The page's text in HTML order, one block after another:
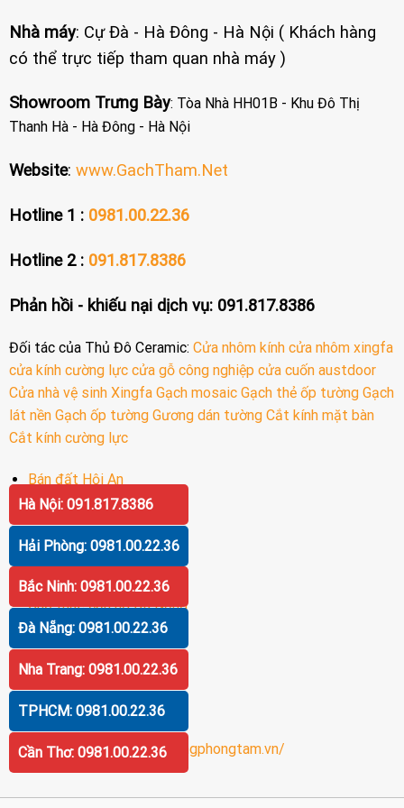
Nhà máy: Cự Đà - Hà Đông - Hà Nội ( Khách hàng
có thể trực tiếp tham quan nhà máy )
Showroom Trưng Bày: Tòa Nhà HH01B - Khu Đô Thị
Thanh Hà - Hà Đông - Hà Nội
Website: www.GachTham.Net
Hotline 1 : 0981.00.22.36
Hotline 2 : 091.817.8386
Phản hồi - khiếu nại dịch vụ: 091.817.8386
Đối tác của Thủ Đô Ceramic: Cửa nhôm kính cửa nhôm xingfa
cửa kính cường lực cửa gỗ công nghiệp cửa cuốn austdoor
Cửa nhà vệ sinh Xingfa Gạch mosaic Gạch thẻ ốp tường Gạch
lát nền Gạch ốp tường Gương dán tường Cắt kính mặt bàn
Cắt kính cường lực
Bán đất Hội An
Bán biệt thự Hội An
Bán khách sạn Hội An
Cho thuê căn hộ Đà Nẵng
Bán biệt thự Đà Nẵng
Bán khách sạn Nha Trang
Gương cao cấp Gương
Gương nhà tắm https://guongphongtam.vn/
Hà Nội: 091.817.8386
Hải Phòng: 0981.00.22.36
Bắc Ninh: 0981.00.22.36
Đà Nẵng: 0981.00.22.36
Nha Trang: 0981.00.22.36
TPHCM: 0981.00.22.36
Cần Thơ: 0981.00.22.36